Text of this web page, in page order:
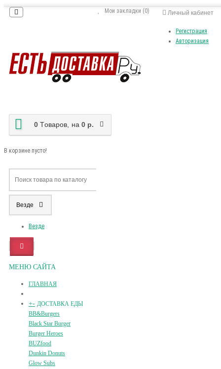
Личный кабинет
Регистрация
Авторизация
Мои закладки (0)
0 Tоваров, на 0 р.
В корзине пусто!
Везде
Везде
МЕНЮ САЙТА
ГЛАВНАЯ
+- ДОСТАВКА ЕДЫ
BB&Burgers
Black Star Burger
Burger Heroes
BUZfood
Dunkin Donuts
Glow Subs